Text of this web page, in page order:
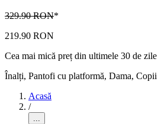
329.90 RON*
219.90 RON
Cea mai mică preț din ultimele 30 de
Înalți, Pantofi cu platformă, Dama,
Acasă
/
...